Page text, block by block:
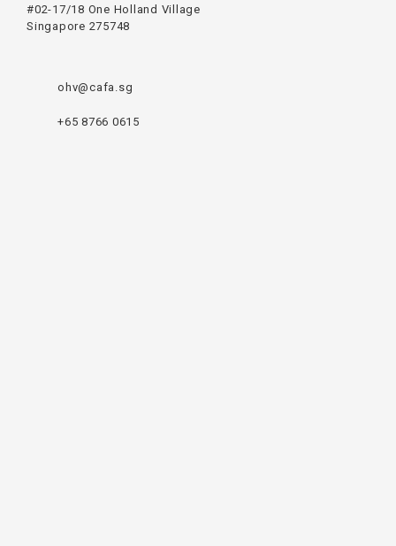
#02-17/18 One Holland Village
Singapore 275748
ohv@cafa.sg
+65 8766 0615